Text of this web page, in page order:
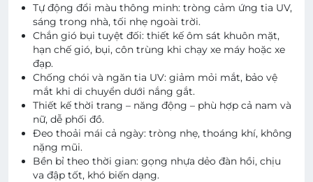
Tự động đổi màu thông minh: tròng cảm ứng tia UV,
sáng trong nhà, tối nhẹ ngoài trời.
Chắn gió bụi tuyệt đối: thiết kế ôm sát khuôn mặt,
hạn chế gió, bụi, côn trùng khi chạy xe máy hoặc xe
đạp.
Chống chói và ngăn tia UV: giảm mỏi mắt, bảo vệ
mắt khi di chuyển dưới nắng gắt.
Thiết kế thời trang – năng động – phù hợp cả nam và
nữ, dễ phối đồ.
Đeo thoải mái cả ngày: tròng nhẹ, thoáng khí, không
nặng mũi.
Bền bỉ theo thời gian: gọng nhựa dẻo đàn hồi, chịu
va đập tốt, khó biến dạng.